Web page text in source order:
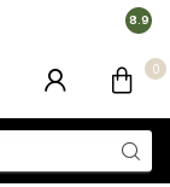
8.9
0